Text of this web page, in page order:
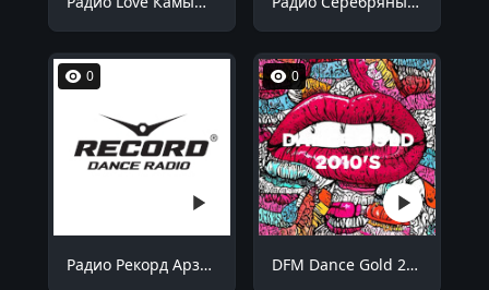
0
Радио Рекорд Арзамас 91.2 FM
0
DFM Dance Gold 2010s